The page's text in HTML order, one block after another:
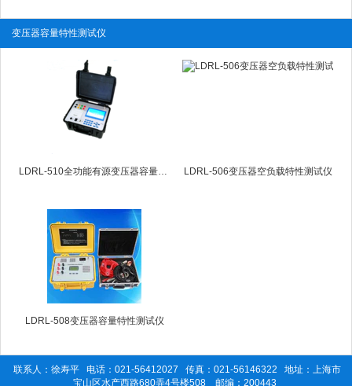
变压器容量特性测试仪
LDRL-510全功能有源变压器容量测试仪 LDRL-506变压器空负载特性测试仪
LDRL-508变压器容量特性测试仪
联系人：徐寿平 电话：021-56412027 传真：021-56146322 地址：上海市
宝山区水产西路680弄4号楼508 邮编：200443